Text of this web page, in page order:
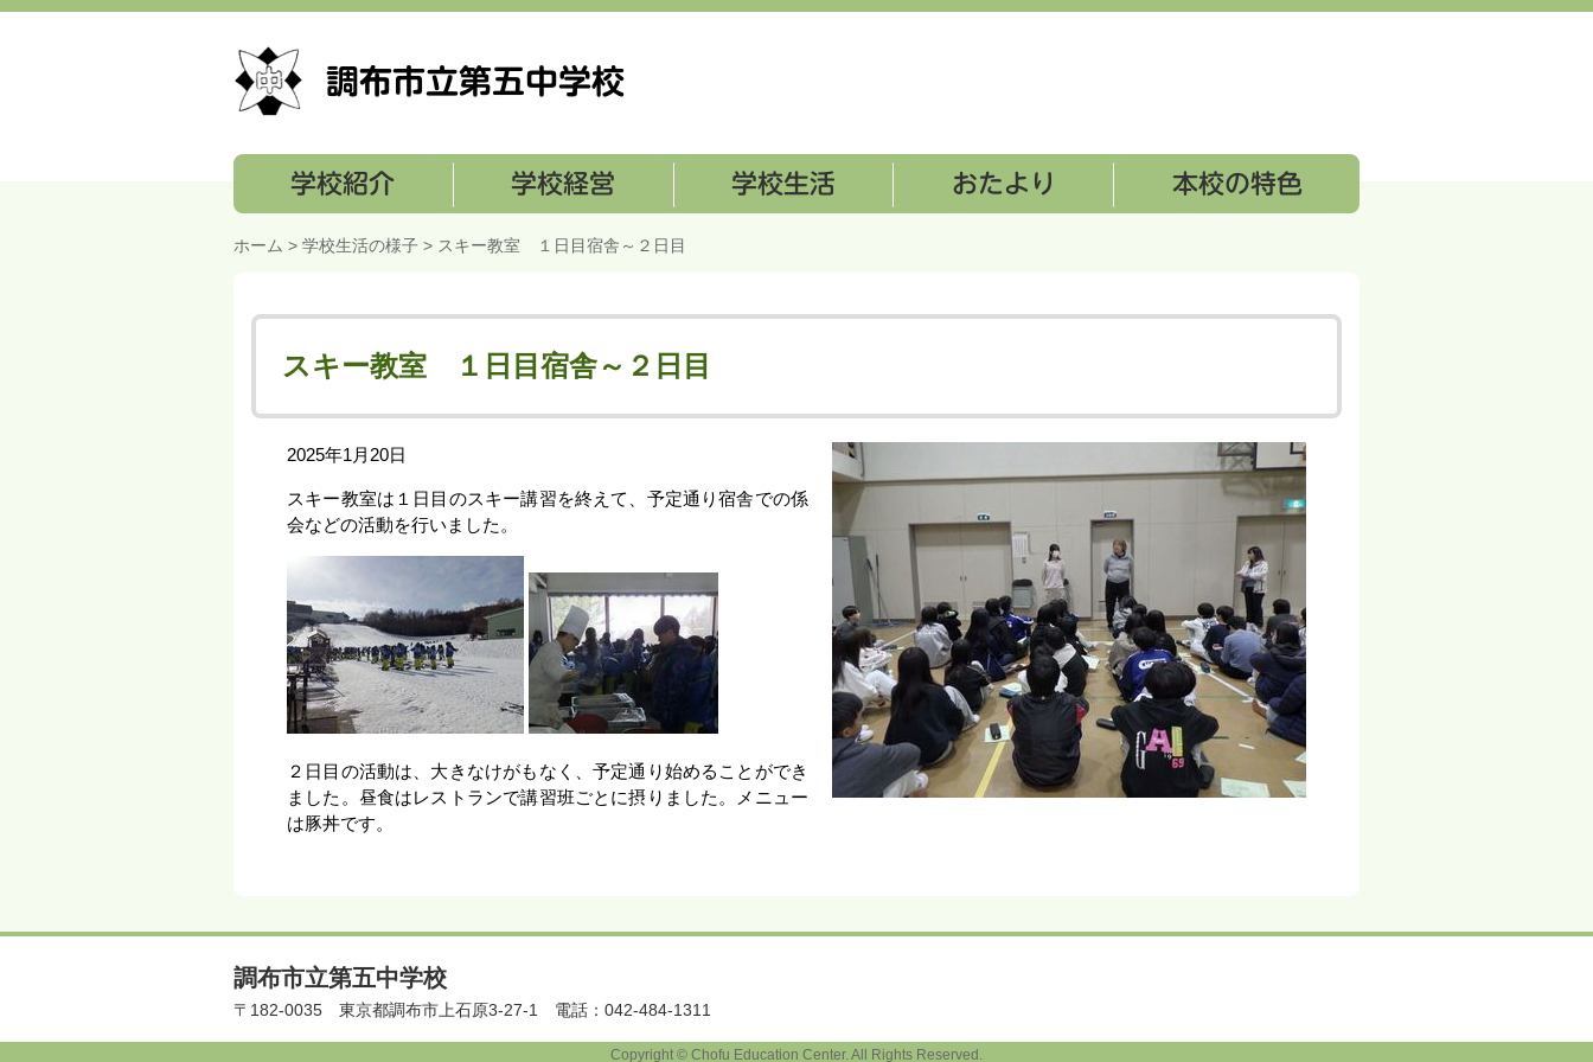
ホーム > 学校生活の様子 > スキー教室 １日目宿舎～２日目
スキー教室 １日目宿舎～２日目
2025年1月20日
スキー教室は１日目のスキー講習を終えて、予定通り宿舎での係
会などの活動を行いました。
２日目の活動は、大きなけがもなく、予定通り始めることができ
ました。昼食はレストランで講習班ごとに摂りました。メニュー
は豚丼です。
調布市立第五中学校
〒182-0035 東京都調布市上石原3-27-1 電話：042-484-1311
Copyright © Chofu Education Center. All Rights Reserved.